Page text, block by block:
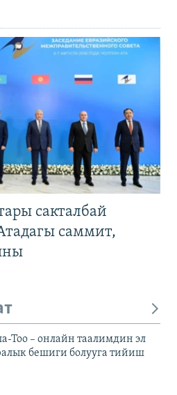
сакталбай
саммит,
Тоо – онлайн таалимдин эл
бешиги болууга тийиш